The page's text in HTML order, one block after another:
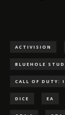
ACTIVISION
BLUEHOLE
CALL OF DUTY:
DICE EA